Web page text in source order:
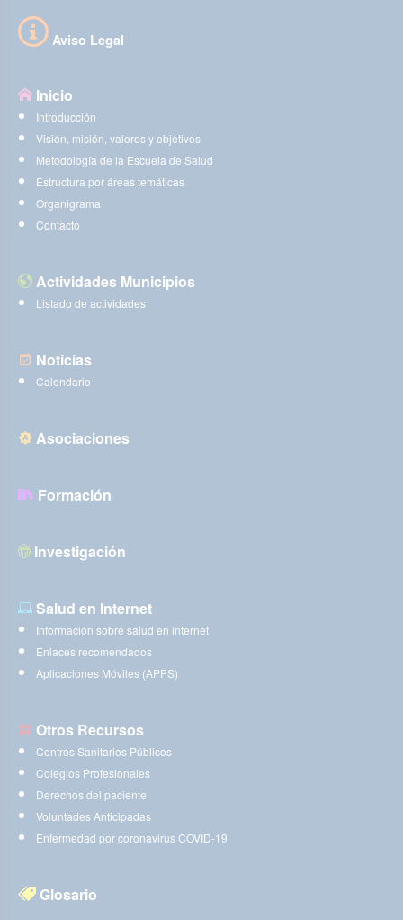
Aviso Legal
Inicio
Introducción
Visión, misión, valores y objetivos
Metodología de la Escuela de Salud
Estructura por áreas temáticas
Organigrama
Contacto
Actividades Municipios
Listado de actividades
Noticias
Calendario
Asociaciones
Formación
Investigación
Salud en Internet
Información sobre salud en internet
Enlaces recomendados
Aplicaciones Móviles (APPS)
Otros Recursos
Centros Sanitarios Públicos
Colegios Profesionales
Derechos del paciente
Voluntades Anticipadas
Enfermedad por coronavirus COVID-19
Glosario